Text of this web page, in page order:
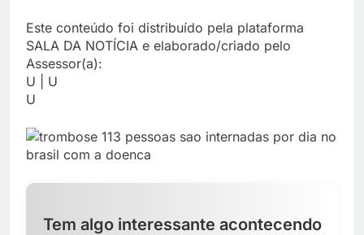
Este conteúdo foi distribuído pela plataforma
SALA DA NOTÍCIA e elaborado/criado pelo
Assessor(a):
U | U
U
Tem algo interessante acontecendo